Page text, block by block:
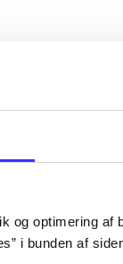
og optimering
i bunden af